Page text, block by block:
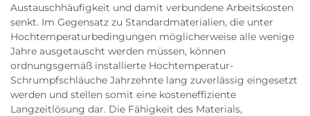
Austauschhäufigkeit und damit verbundene Arbeitskosten
senkt. Im Gegensatz zu Standardmaterialien, die unter
Hochtemperaturbedingungen möglicherweise alle wenige
Jahre ausgetauscht werden müssen, können
ordnungsgemäß installierte Hochtemperatur-
Schrumpfschläuche Jahrzehnte lang zuverlässig eingesetzt
werden und stellen somit eine kosteneffiziente
Langzeitlösung dar. Die Fähigkeit des Materials,